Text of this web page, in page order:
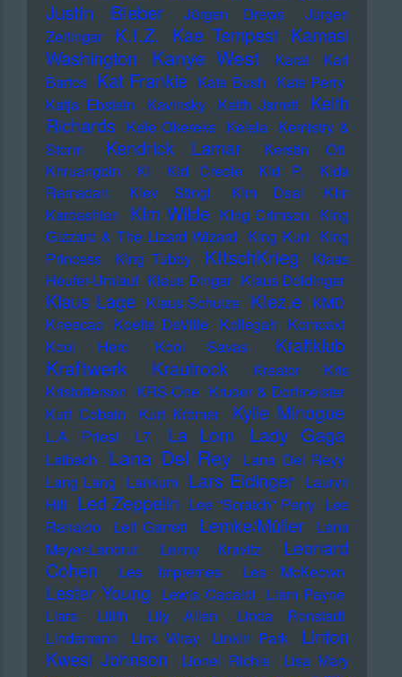
Justin Bieber Jürgen Drews
Jürgen
Zeltinger
K.I.Z. Kae Tempest Kamasi
Washington
Kanye West Karat
Karl
Bartos Kat Frankie Kate Bush Kate Perry
Katja Ebstein
Kavinsky Keith Jarrett
Keith
Richards Kele Okereke Kelela Kemistry &
Storm
Kendrick Lamar
Kerstin Ott
Khruangbin
KI KId Creole KId P.
KIda
Ramadan
KIev Stingl KIm Deal
KIm
Kardashian KIm Wilde KIng Crimson KIng
Gizzard & The Lizard Wizard KIng Kurt KIng
Princess
KIng Tubby KItschKrieg
Klaas
Heufer-Umlauf Klaus Dinger Klaus Doldinger
Klaus Lage Klaus Schulze Klez.e KMD
Kneecap Koefte DeVille Kollegah Kompakt
Kool Herc
Kool Savas Kraftklub
Kraftwerk Krautrock Kreator
Kris
Kristofferson KRS-One Kruder & Dorfmeister
Kurt Cobain
Kurt Krömer Kylie Minogue
L.A. Priest L7 La Lom Lady Gaga
Laibach Lana Del Rey
Lana Del Reyy
Lang Lang Lankum Lars Eidinger Lauryn
Hill Led Zeppelin Lee "Scratch" Perry Lee
Ranaldo
Leif Garrett Lemke/Müller
Lena
Meyer-Landrut
Lenny Kravitz
Leonard
Cohen
Les Impremes Les McKeown
Lester Young Lewis Capaldi Liam Payne
Liars
Lilith Lily Allen
Linda Ronstadt
Lindemann
Link Wray Linkin Park
Linton
Kwesi Johnson
Lionel Richie
Lisa Mary